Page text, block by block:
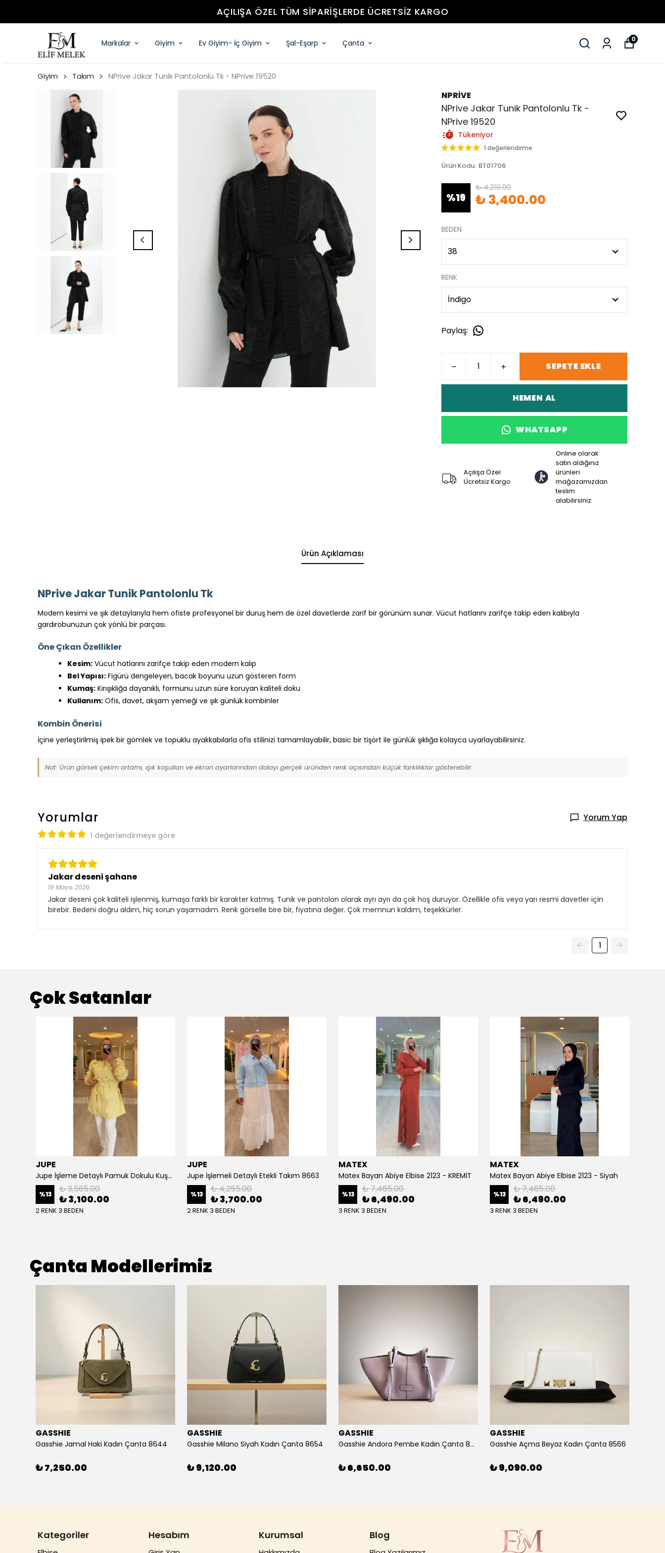
AÇILIŞA ÖZEL TÜM SIPARIŞLERDE ÜCRETSIZ KARGO
Markalar Giyim Ev Giyim- İç Giyim Şal-Eşarp Çanta 0
Giyim Takım NPrive Jakar Tunik Pantolonlu Tk - NPrive 19520
NPRİVE
NPrive Jakar Tunik Pantolonlu Tk -
NPrive 19520
Tükeniyor
1 değerlendirme
Ürün Kodu: BT01706
%19
₺ 4,210.00
₺ 3,400.00
BEDEN
RENK
Paylaş:
SEPETE EKLE
HEMEN AL
WHATSAPP
Açılışa Özel
Ücretsiz Kargo
Online olarak
satın aldığınız
ürünleri
mağazamızdan
teslim
alabilirsiniz.
Ürün Açıklaması
NPrive Jakar Tunik Pantolonlu Tk
Modern kesimi ve şık detaylarıyla hem ofiste profesyonel bir duruş hem de özel davetlerde zarif bir görünüm sunar. Vücut hatlarını zarifçe takip eden kalıbıyla
gardırobunuzun çok yönlü bir parçası.
Öne Çıkan Özellikler
Kesim: Vücut hatlarını zarifçe takip eden modern kalıp
Bel Yapısı: Figürü dengeleyen, bacak boyunu uzun gösteren form
Kumaş: Kırışıklığa dayanıklı, formunu uzun süre koruyan kaliteli doku
Kullanım: Ofis, davet, akşam yemeği ve şık günlük kombinler
Kombin Önerisi
İçine yerleştirilmiş ipek bir gömlek ve topuklu ayakkabılarla ofis stilinizi tamamlayabilir, basic bir tişört ile günlük şıklığa kolayca uyarlayabilirsiniz.
Not: Ürün görseli çekim ortamı, ışık koşulları ve ekran ayarlarından dolayı gerçek üründen renk açısından küçük farklılıklar gösterebilir.
Yorumlar Yorum Yap
1 değerlendirmeye göre
Jakar deseni şahane
19 Mayıs 2026
Jakar deseni çok kaliteli işlenmiş, kumaşa farklı bir karakter katmış. Tunik ve pantolon olarak ayrı ayrı da çok hoş duruyor. Özellikle ofis veya yarı resmi davetler için
birebir. Bedeni doğru aldım, hiç sorun yaşamadım. Renk görselle bire bir, fiyatına değer. Çok memnun kaldım, teşekkürler.
1
Çok Satanlar
JUPE
Jupe İşleme Detaylı Pamuk Dokulu Kuşaklı Kap 9305
%13 ₺ 3,565.00
₺ 3,100.00
2 RENK 3 BEDEN
JUPE
Jupe İşlemeli Detaylı Etekli Takım 8663
%13 ₺ 4,255.00
₺ 3,700.00
2 RENK 3 BEDEN
MATEX
Matex Bayan Abiye Elbise 2123 - KREMİT
%13 ₺ 7,465.00
₺ 6,490.00
3 RENK 3 BEDEN
MATEX
Matex Bayan Abiye Elbise 2123 - Siyah
%13 ₺ 7,465.00
₺ 6,490.00
3 RENK 3 BEDEN
Çanta Modellerimiz
GASSHIE
Gasshie Jamal Haki Kadın Çanta 8644
₺ 7,250.00
GASSHIE
Gasshie Milano Siyah Kadın Çanta 8654
₺ 9,120.00
GASSHIE
Gasshie Andora Pembe Kadın Çanta 8685
₺ 6,650.00
GASSHIE
Gasshie Açma Beyaz Kadın Çanta 8566
₺ 9,090.00
Kategoriler Hesabım Kurumsal Blog